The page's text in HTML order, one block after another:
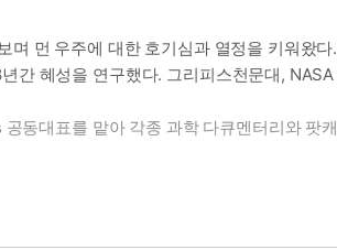
먼 우주에 대한 호기심과 열정을 키워왔
혜성을 연구했다. 그리피스천문대,
대표를 맡아 각종 과학 다큐멘터리와 팟